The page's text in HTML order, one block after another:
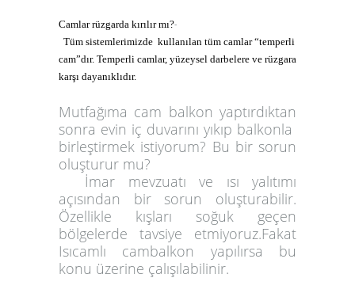
Camlar rüzgarda kırılır mı?-
Tüm sistemlerimizde kullanılan tüm camlar “temperli
cam”dır. Temperli camlar, yüzeysel darbelere ve rüzgara
karşı dayanıklıdır.
Mutfağıma cam balkon yaptırdıktan
sonra evin iç duvarını yıkıp balkonla
birleştirmek istiyorum? Bu bir sorun
oluşturur mu?
İmar mevzuatı ve ısı yalıtımı
açısından bir sorun oluşturabilir.
Özellikle kışları soğuk geçen
bölgelerde tavsiye etmiyoruz.Fakat
Isıcamlı cambalkon yapılırsa bu
konu üzerine çalışılabilinir.